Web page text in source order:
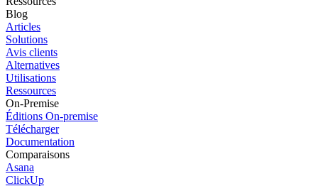
Blog
Articles
Solutions
Avis clients
Alternatives
Utilisations
Ressources
On-Premise
Éditions On-premise
Télécharger
Documentation
Comparaisons
Asana
ClickUp